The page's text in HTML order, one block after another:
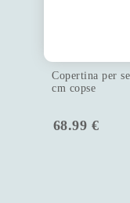
Copertina per
cm copse
68.99 €